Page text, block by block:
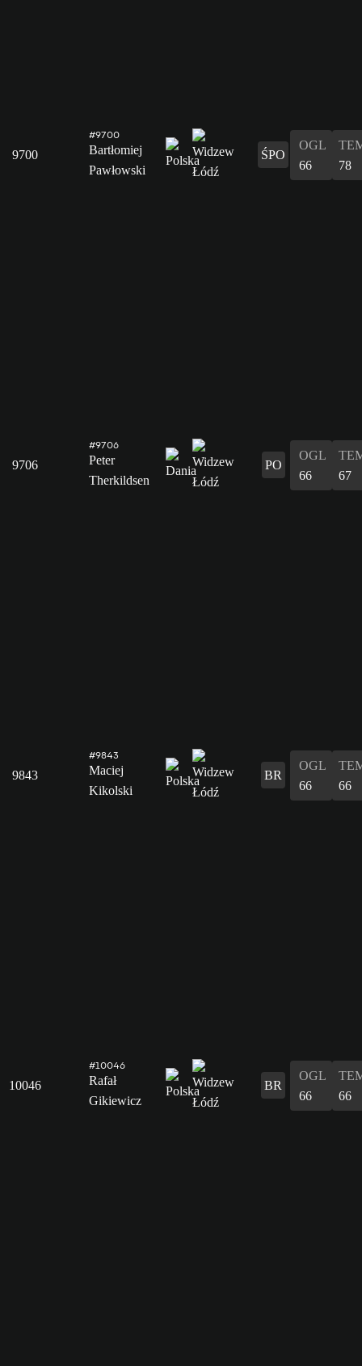
9700
#9700
Bartłomiej
Pawłowski
ŚPO
OGL
66
78
9706
#9706
Peter
Therkildsen
PO
OGL
66
67
9843
#9843
Maciej
Kikolski
BR
OGL
66
66
10046
#10046
Rafał
Gikiewicz
BR
OGL
66
66